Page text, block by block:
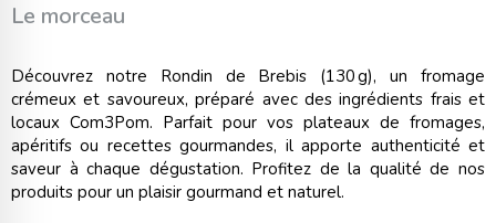
Le morceau
Découvrez notre Rondin de Brebis (130 g), un fromage
crémeux et savoureux, préparé avec des ingrédients frais et
locaux Com3Pom. Parfait pour vos plateaux de fromages,
apéritifs ou recettes gourmandes, il apporte authenticité et
saveur à chaque dégustation. Profitez de la qualité de nos
produits pour un plaisir gourmand et naturel.